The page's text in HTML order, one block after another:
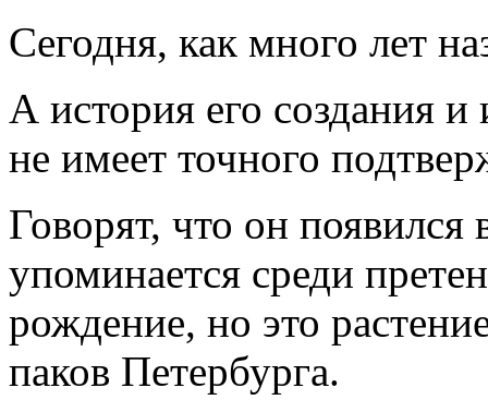
Сегодня, как много лет
А история его создания
не имеет точного
Говорят, что он появился
упоминается среди
рождение, но это
паков Петербурга.